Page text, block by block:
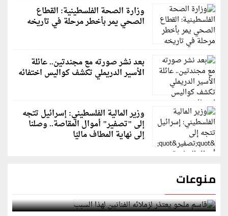
وزارة الصحة الفلسطينية: القطاع
الصحي يمر بأخطر مرحلة في تاريخه
بعد نشر صورته مع مجندتين.. عائلة
الأسير الدريملي تكشف كواليس اختفائه
وزير المالية الفلسطيني: إسرائيل تتجه
إلى "تصفير" أموال المقاصة.. وصلنا
إلى نهاية المطاف ماليًا
منوعات
قاسم ملحو يعتذر لزملائه الفنانين لهذا السبب